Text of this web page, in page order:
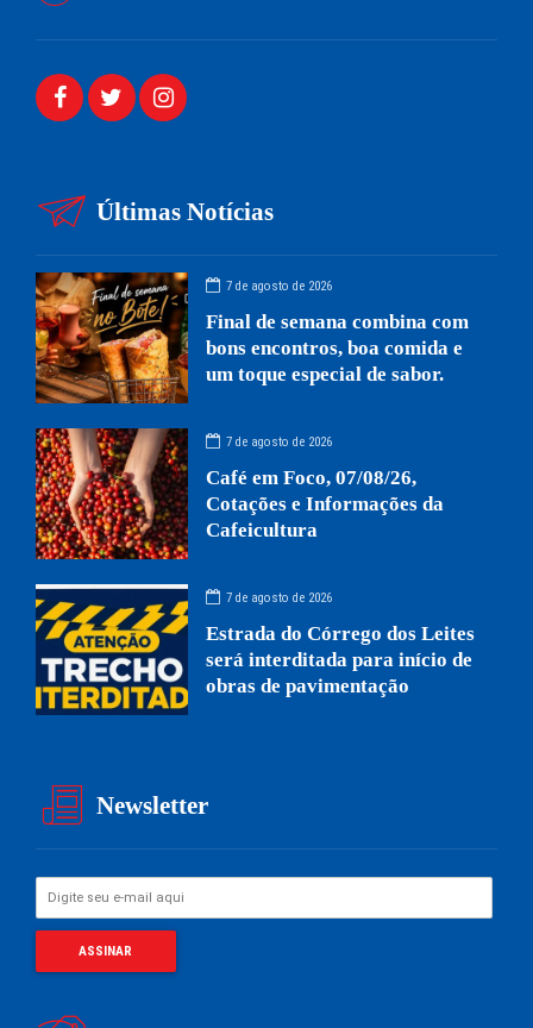
Últimas Notícias
7 de agosto de 2026
Final de semana combina com
bons encontros, boa comida e
um toque especial de sabor.
7 de agosto de 2026
Café em Foco, 07/08/26,
Cotações e Informações da
Cafeicultura
7 de agosto de 2026
Estrada do Córrego dos Leites
será interditada para início de
obras de pavimentação
Newsletter